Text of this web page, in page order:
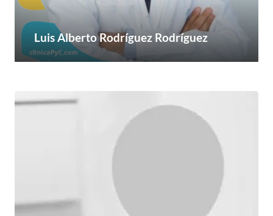
Luis Alberto Rodríguez Rodríguez